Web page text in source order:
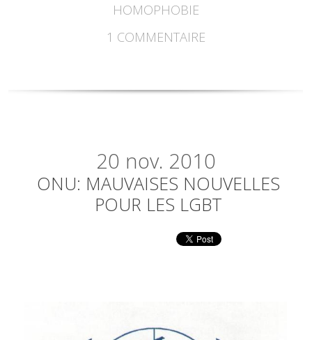
HOMOPHOBIE
1 COMMENTAIRE
20 nov. 2010
ONU: MAUVAISES NOUVELLES
POUR LES LGBT